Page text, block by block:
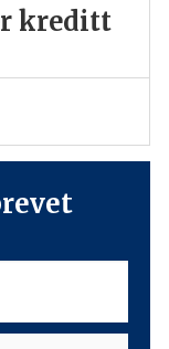
kreditt